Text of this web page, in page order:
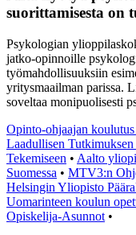
suorittamisesta on
Psykologian
jatko-opinnoille
työmahdollisuuksiin
yritysmaailman parissa.
soveltaa monipuolisesti
Opinto-ohjaajan
Laadullisen
Tekemiseen • Aalto
Suomessa • MTV3:n
Helsingin Yliopisto
Uomarinteen koulun
Opiskelija-Asunnot •